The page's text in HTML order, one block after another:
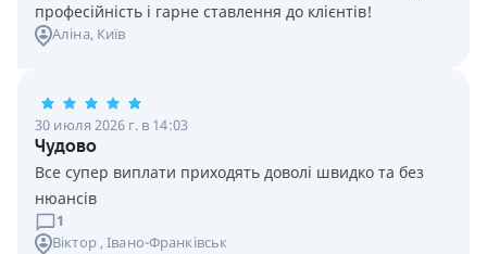
професійність і гарне ставлення до клієнтів!
Аліна, Київ
30 июля 2026 г. в 14:03
Чудово
Все супер виплати приходять доволі швидко та без
нюансів
1
Віктор , Івано-Франківськ